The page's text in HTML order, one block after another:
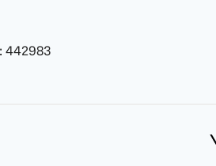
: 442983